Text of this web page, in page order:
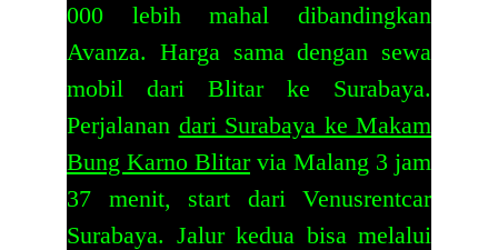
000 lebih mahal dibandingkan
Avanza. Harga sama dengan sewa
mobil dari Blitar ke Surabaya.
Perjalanan dari Surabaya ke Makam
Bung Karno Blitarvia Malang 3 jam
37 menit, start dari Venusrentcar
Surabaya. Jalur kedua bisa melalui